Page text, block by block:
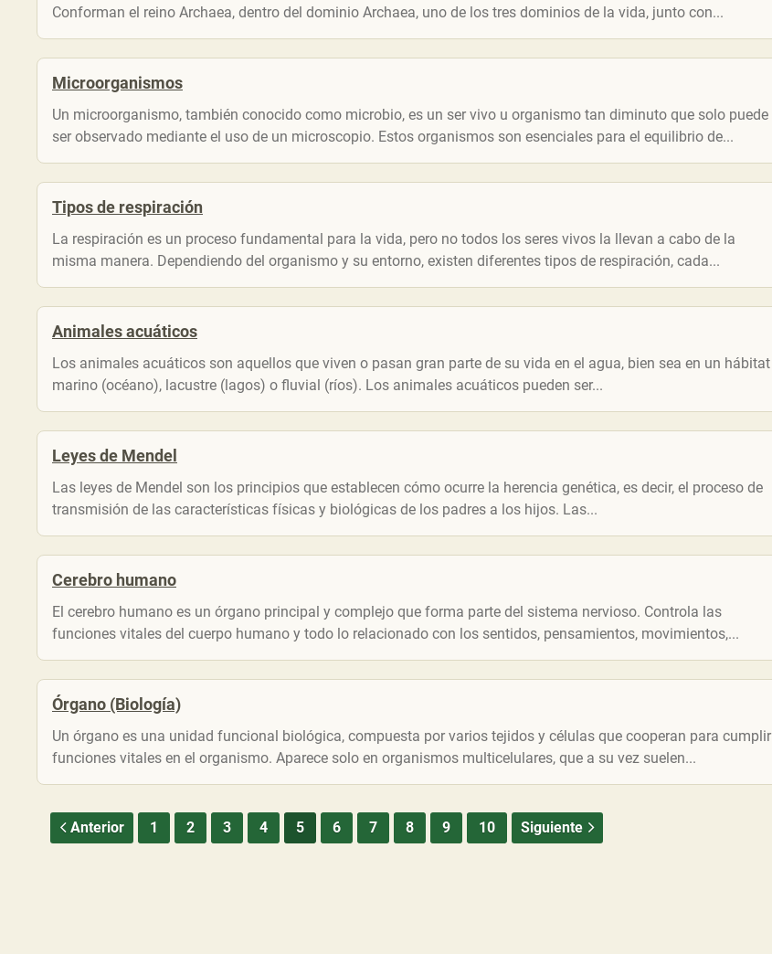
Conforman el reino Archaea, dentro del dominio Archaea, uno de los tres dominios de la vida, junto con...
Microorganismos
Un microorganismo, también conocido como microbio, es un ser vivo u organismo tan diminuto que solo puede
ser observado mediante el uso de un microscopio. Estos organismos son esenciales para el equilibrio de...
Tipos de respiración
La respiración es un proceso fundamental para la vida, pero no todos los seres vivos la llevan a cabo de la
misma manera. Dependiendo del organismo y su entorno, existen diferentes tipos de respiración, cada...
Animales acuáticos
Los animales acuáticos son aquellos que viven o pasan gran parte de su vida en el agua, bien sea en un hábitat
marino (océano), lacustre (lagos) o fluvial (ríos). Los animales acuáticos pueden ser...
Leyes de Mendel
Las leyes de Mendel son los principios que establecen cómo ocurre la herencia genética, es decir, el proceso de
transmisión de las características físicas y biológicas de los padres a los hijos. Las...
Cerebro humano
El cerebro humano es un órgano principal y complejo que forma parte del sistema nervioso. Controla las
funciones vitales del cuerpo humano y todo lo relacionado con los sentidos, pensamientos, movimientos,...
Órgano (Biología)
Un órgano es una unidad funcional biológica, compuesta por varios tejidos y células que cooperan para cumplir
funciones vitales en el organismo. Aparece solo en organismos multicelulares, que a su vez suelen...
Anterior 1 2 3 4 5 6 7 8 9 10 Siguiente